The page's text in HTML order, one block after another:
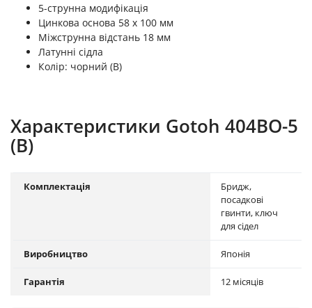
5-струнна модифікація
Цинкова основа 58 х 100 мм
Міжструнна відстань 18 мм
Латунні сідла
Колір: чорний (B)
Характеристики Gotoh 404BO-5
(B)
Комплектація
Бридж,
посадкові
гвинти, ключ
для сідел
Виробництво Японія
Гарантія 12 місяців